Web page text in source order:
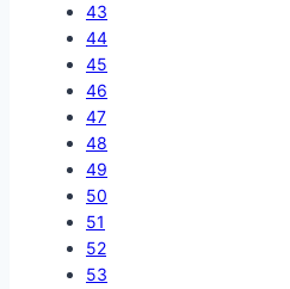
43
44
45
46
47
48
49
50
51
52
53